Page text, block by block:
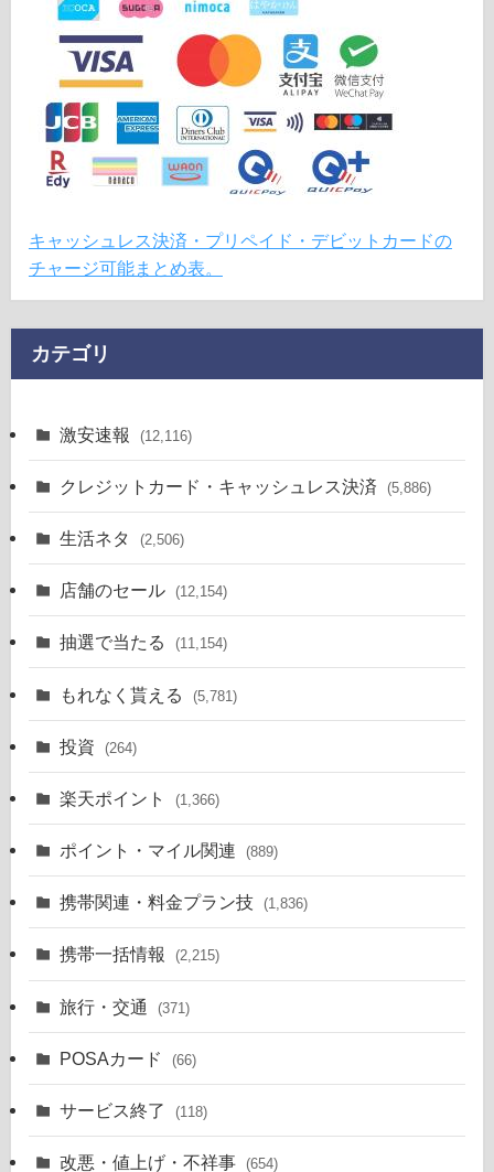
キャッシュレス決済・プリペイド・デビットカードの
チャージ可能まとめ表。
カテゴリ
激安速報 (12,116)
クレジットカード・キャッシュレス決済 (5,886)
生活ネタ (2,506)
店舗のセール (12,154)
抽選で当たる (11,154)
もれなく貰える (5,781)
投資 (264)
楽天ポイント (1,366)
ポイント・マイル関連 (889)
携帯関連・料金プラン技 (1,836)
携帯一括情報 (2,215)
旅行・交通 (371)
POSAカード (66)
サービス終了 (118)
改悪・値上げ・不祥事 (654)